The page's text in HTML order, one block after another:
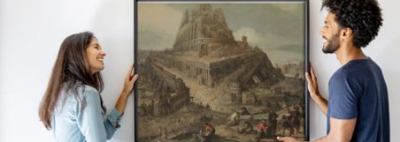
impressionnisme, vague de Hokusai,
nu.
abstrait avec beaucoup de rouge,
tableau sombre, nu debout près d'un